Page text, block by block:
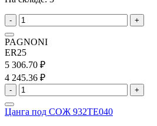
- +
PAGNONI
ER25
5 306.70 ₽
4 245.36 ₽
- +
Цанга под СОЖ 932TE040